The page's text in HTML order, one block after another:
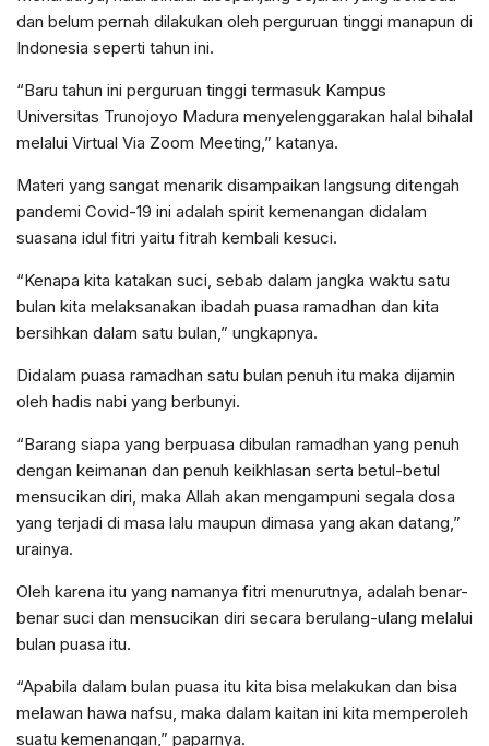
dan belum pernah dilakukan oleh perguruan tinggi manapun di
Indonesia seperti tahun ini.
“Baru tahun ini perguruan tinggi termasuk Kampus
Universitas Trunojoyo Madura menyelenggarakan halal bihalal
melalui Virtual Via Zoom Meeting,” katanya.
Materi yang sangat menarik disampaikan langsung ditengah
pandemi Covid-19 ini adalah spirit kemenangan didalam
suasana idul fitri yaitu fitrah kembali kesuci.
“Kenapa kita katakan suci, sebab dalam jangka waktu satu
bulan kita melaksanakan ibadah puasa ramadhan dan kita
bersihkan dalam satu bulan,” ungkapnya.
Didalam puasa ramadhan satu bulan penuh itu maka dijamin
oleh hadis nabi yang berbunyi.
“Barang siapa yang berpuasa dibulan ramadhan yang penuh
dengan keimanan dan penuh keikhlasan serta betul-betul
mensucikan diri, maka Allah akan mengampuni segala dosa
yang terjadi di masa lalu maupun dimasa yang akan datang,”
urainya.
Oleh karena itu yang namanya fitri menurutnya, adalah benar-
benar suci dan mensucikan diri secara berulang-ulang melalui
bulan puasa itu.
“Apabila dalam bulan puasa itu kita bisa melakukan dan bisa
melawan hawa nafsu, maka dalam kaitan ini kita memperoleh
suatu kemenangan,” paparnya.